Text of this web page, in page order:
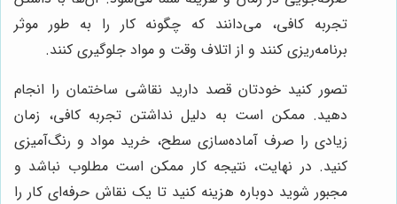
تجربه کافی، می‌دانند که چگونه کار را به طور موثر
برنامه‌ریزی کنند و از اتلاف وقت و مواد جلوگیری کنند.
تصور کنید خودتان قصد دارید نقاشی ساختمان را انجام
دهید. ممکن است به دلیل نداشتن تجربه کافی، زمان
زیادی را صرف آماده‌سازی سطح، خرید مواد و رنگ‌آمیزی
کنید. در نهایت، نتیجه کار ممکن است مطلوب نباشد و
مجبور شوید دوباره هزینه کنید تا یک نقاش حرفه‌ای کار را